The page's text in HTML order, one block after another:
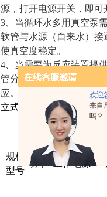
欢迎
来自
吗？
源，打开电源开关，即可
3、当循环水多用真空泵
软管与水源（自来水）接
使真空度稳定。
4、当需要为反应装置提
管分别接到本机后部的
应。
立式循环水真空泵技术指
规格
型号
功率 工作电源